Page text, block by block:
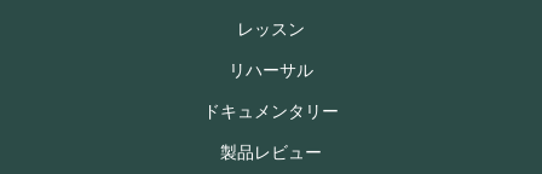
レッスン
リハーサル
ドキュメンタリー
製品レビュー